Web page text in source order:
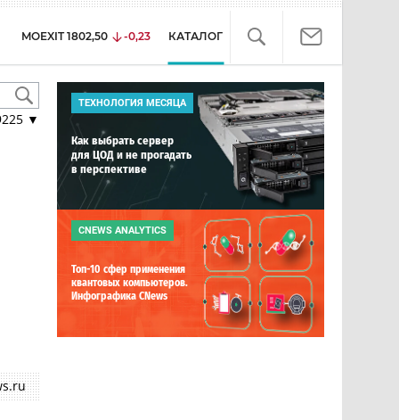
MOEXIT 1802,50 -0,23 КАТАЛОГ
▼
ТЕХНОЛОГИЯ МЕСЯЦА
Как выбрать сервер
для ЦОД и не прогадать
в перспективе
CNEWS ANALYTICS
Топ-10 сфер применения
квантовых компьютеров.
Инфографика CNews